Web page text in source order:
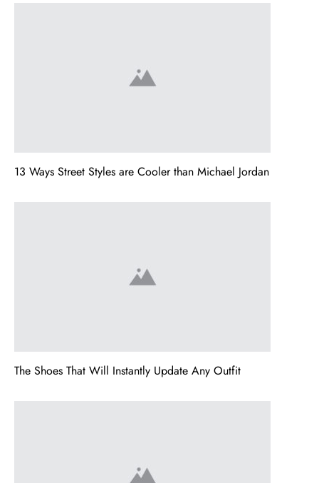
13 Ways Street Styles are Cooler than Michael Jordan
The Shoes That Will Instantly Update Any Outfit